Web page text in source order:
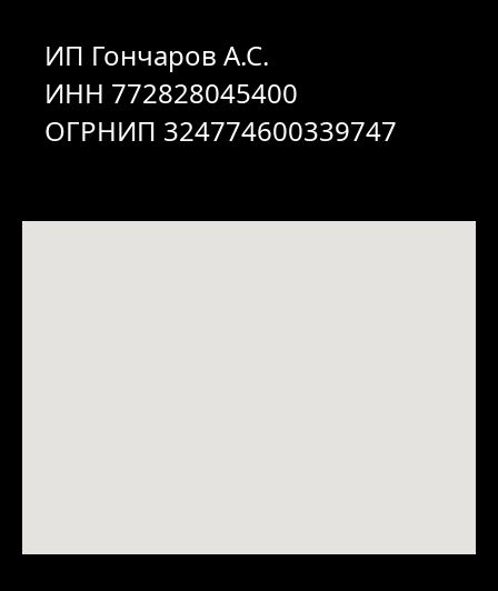
ИП Гончаров А.С.
ИНН 772828045400
ОГРНИП 324774600339747